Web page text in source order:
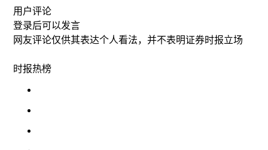
用户评论
登录后可以发言
网友评论仅供其表达个人看法，并不表明证券时报立场
时报热榜